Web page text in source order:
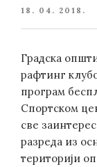
POSTED
18. 04. 2018.
Градска
рафтинг
програм
Спортском
све
разреда из
територији